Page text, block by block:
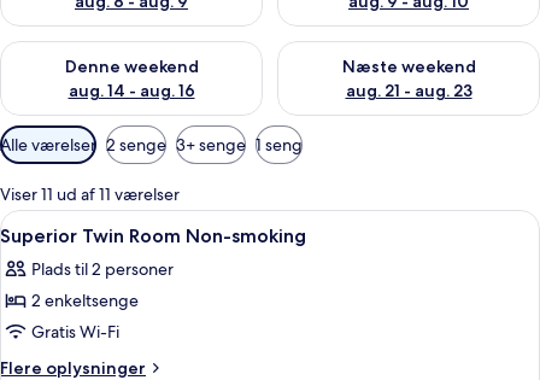
Denne weekend
aug. 14 - aug. 16
Tjek tilgængelighed for denne weekend aug. 14 - aug. 16
Næste weekend
aug. 21 - aug. 23
Tjek tilgængelighed for næste
Tilgængelige
filtre
for
værelser
Alle værelser 2 senge 3+ senge 1 seng
Viser 11 ud af 11 værelser
Indlæs
alle
billeder
af
Superior
Twin
Et hotelværelse med to senge, et
1
Superior Twin Room Non-smoking
Plads til 2 personer
2 enkeltsenge
Gratis Wi-Fi
Flere oplysninger
Flere